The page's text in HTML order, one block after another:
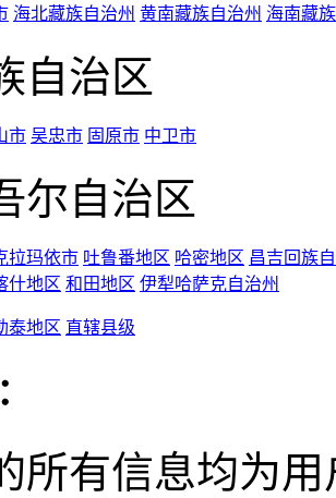
海北藏族自治州 黄南藏族自治州 海南藏
自治区
市 吴忠市 固原市 中卫市
尔自治区
拉玛依市 吐鲁番地区 哈密地区 昌吉回族
什地区 和田地区 伊犁哈萨克自治州
泰地区 直辖县级
所有信息均为